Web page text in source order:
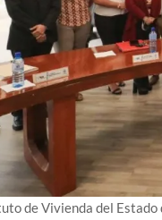
de Vivienda del